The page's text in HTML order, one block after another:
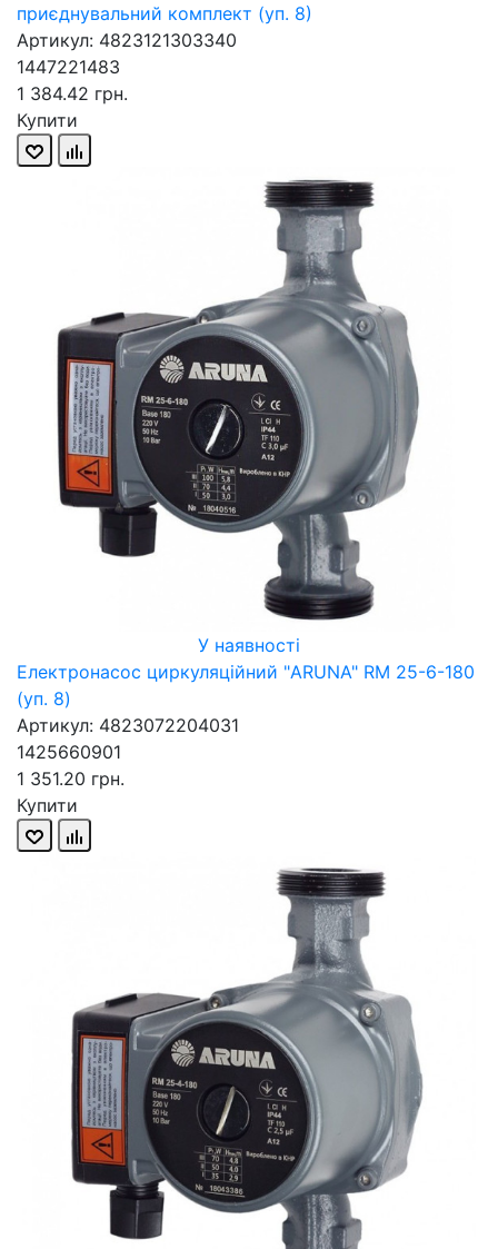
приєднувальний комплект (уп. 8)
Артикул: 4823121303340
1447221483
1 384.42 грн.
Купити
У наявності
Електронасос циркуляційний "ARUNA" RM 25-6-180
(уп. 8)
Артикул: 4823072204031
1425660901
1 351.20 грн.
Купити